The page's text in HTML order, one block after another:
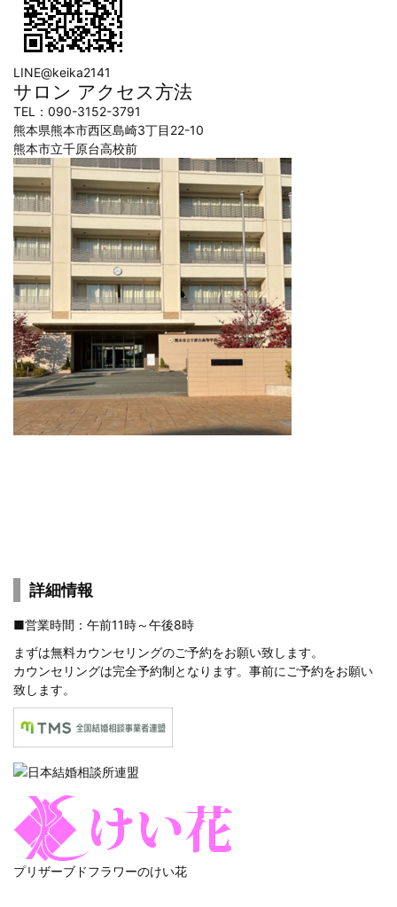
LINE@keika2141
サロン アクセス方法
TEL：090-3152-3791
熊本県熊本市西区島崎3丁目22-10
熊本市立千原台高校前
詳細情報
■営業時間：午前11時～午後8時
まずは無料カウンセリングのご予約をお願い致します。
カウンセリングは完全予約制となります。事前にご予約をお願い
致します。
プリザーブドフラワーのけい花